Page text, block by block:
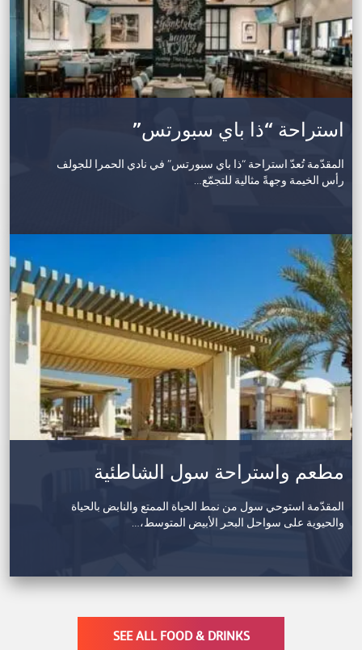
استراحة “ذا باي سبورتس”
المقدّمة تُعدّ استراحة “ذا باي سبورتس” في نادي الحمرا للجولف
رأس الخيمة وجهةً مثالية للتجمّع…
مطعم واستراحة سول الشاطئية
المقدّمة استوحي سول من نمط الحياة الممتع والنابض بالحياة
والحيوية على سواحل البحر الأبيض المتوسط،…
SEE ALL FOOD & DRINKS